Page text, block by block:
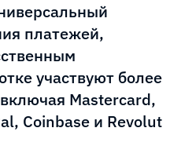
платежей,
участвуют более
Mastercard,
Coinbase и Revolut